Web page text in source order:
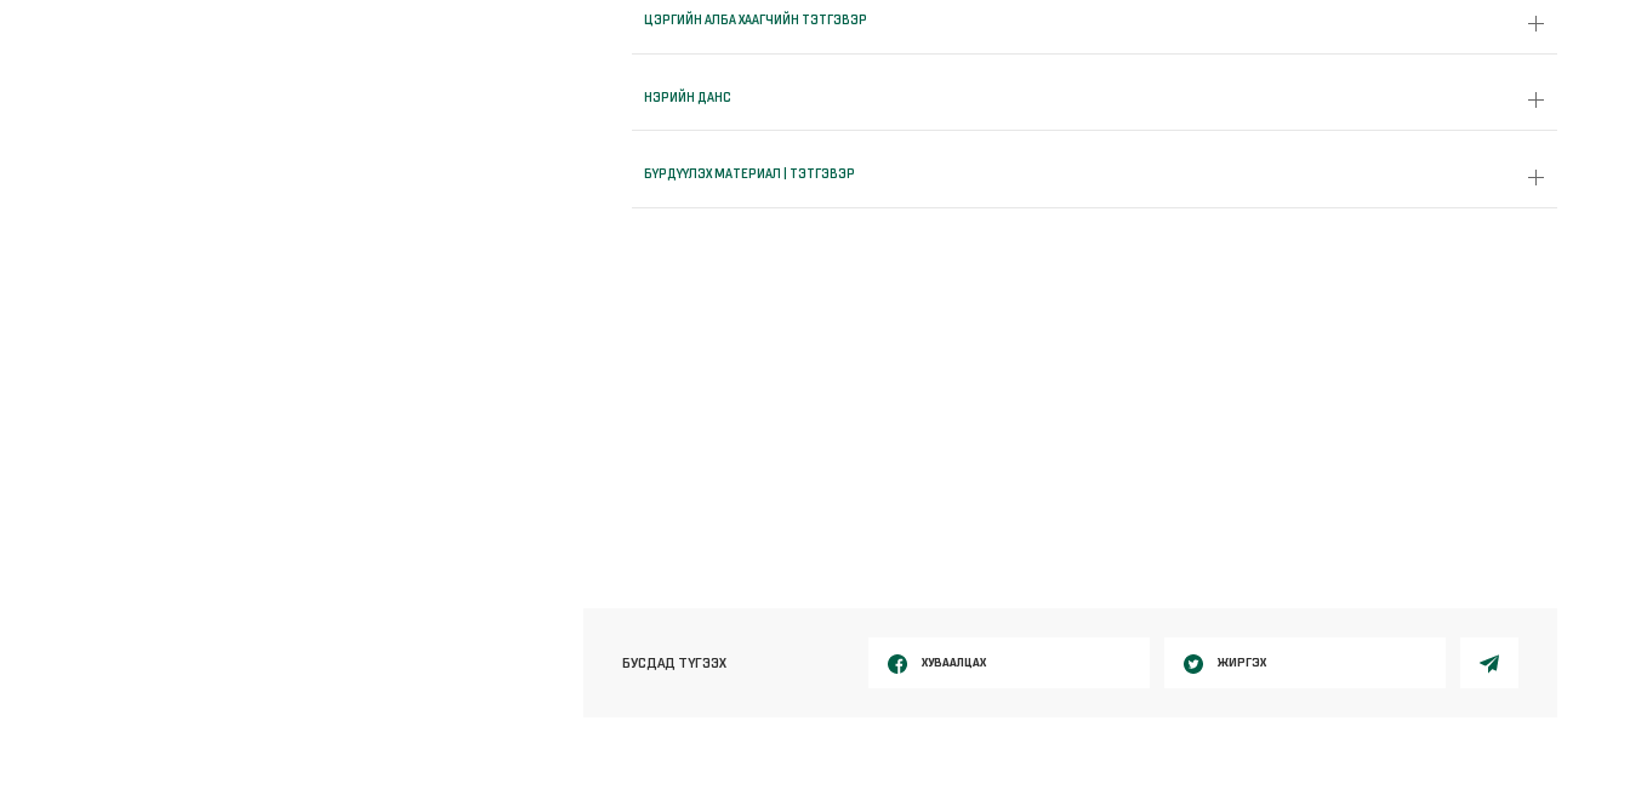
ЦЭРГИЙН АЛБА ХААГЧИЙН ТЭТГЭВЭР
НЭРИЙН ДАНС
БҮРДҮҮЛЭХ МАТЕРИАЛ | ТЭТГЭВЭР
БУСДАД ТҮГЭЭХ ХУВААЛЦАХ ЖИРГЭХ